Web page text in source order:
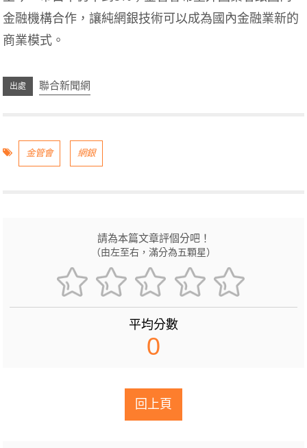
金融機構合作，讓純網銀技術可以成為國內金融業新的
商業模式。
聯合新聞網
金管會 網銀
請為本篇文章評個分吧！
（由左至右，滿分為五顆星）
平均分數
0
回上頁